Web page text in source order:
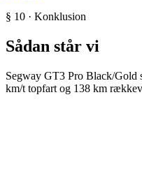
§ 10 · Konklusion
Sådan står vi
Segway GT3 Pro Black/Gold
km/t topfart og 138 km